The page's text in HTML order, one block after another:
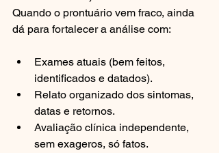
Quando o prontuário vem fraco, ainda
dá para fortalecer a análise com:
Exames atuais (bem feitos,
identificados e datados).
Relato organizado dos sintomas,
datas e retornos.
Avaliação clínica independente,
sem exageros, só fatos.